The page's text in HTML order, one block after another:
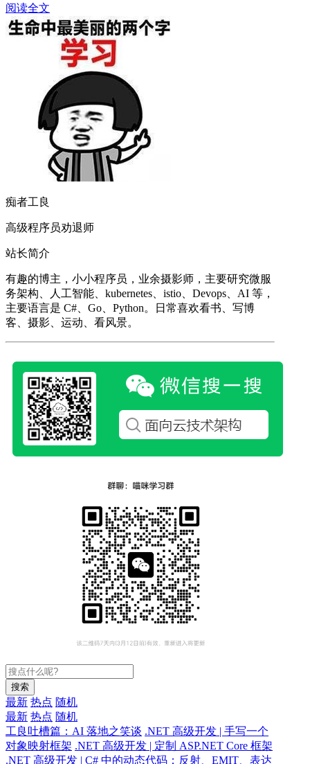
阅读全文
痴者工良
高级程序员劝退师
站长简介
有趣的博主，小小程序员，业余摄影师，主要研究微服
务架构、人工智能、kubernetes、istio、Devops、AI 等，
主要语言是 C#、Go、Python。日常喜欢看书、写博
客、摄影、运动、看风景。
搜索
最新 热点 随机
最新 热点 随机
工良吐槽篇：AI 落地之笑谈 .NET 高级开发 | 手写一个
对象映射框架 .NET 高级开发 | 定制 ASP.NET Core 框架
.NET 高级开发 | C# 中的动态代码：反射、EMIT、表达